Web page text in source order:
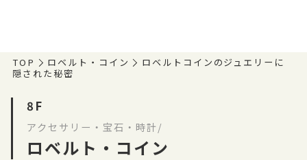
TOP ロベルト・コイン
ロベルトコインのジュエリーに
隠された秘密
8F
アクセサリー・宝石・時計/
ロベルト・コイン